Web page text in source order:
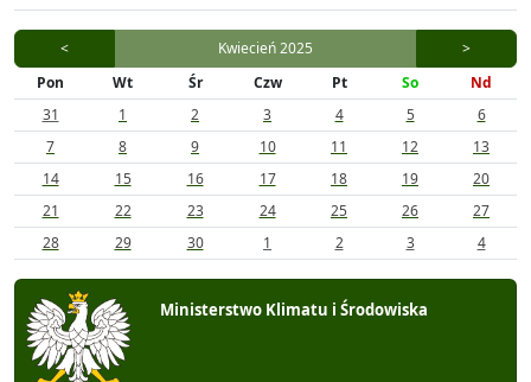
< Kwiecień 2025
>
Pon
Wt Śr Czw Pt So
Nd
31
1 2 3 4 5
6
7
8 9 10 11 12
13
14
15 16 17 18 19
20
21
22 23 24 25 26
27
28
29 30 1 2 3 4
Ministerstwo Klimatu i Środowiska